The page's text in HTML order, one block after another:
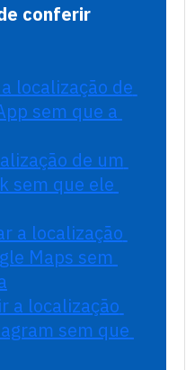
conferir
localização de
sem que a
de um
sem que ele
a localização
Maps sem
a localização
sem que